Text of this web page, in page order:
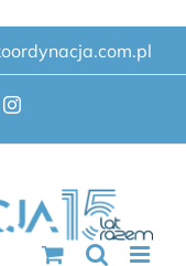
Instagram